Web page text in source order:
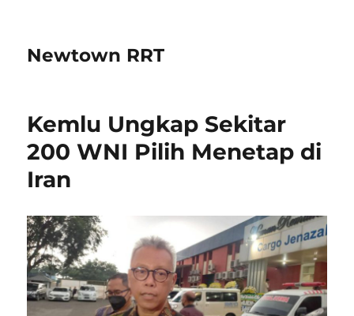
Newtown RRT
Kemlu Ungkap Sekitar
200 WNI Pilih Menetap di
Iran